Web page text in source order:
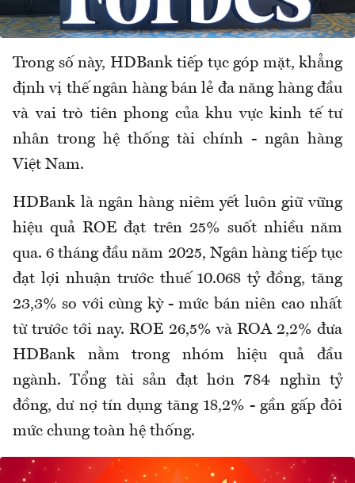
Trong số này, HDBank tiếp tục góp mặt, khẳng
định vị thế ngân hàng bán lẻ đa năng hàng đầu
và vai trò tiên phong của khu vực kinh tế tư
nhân trong hệ thống tài chính - ngân hàng
Việt Nam.
HDBank là ngân hàng niêm yết luôn giữ vững
hiệu quả ROE đạt trên 25% suốt nhiều năm
qua. 6 tháng đầu năm 2025, Ngân hàng tiếp tục
đạt lợi nhuận trước thuế 10.068 tỷ đồng, tăng
23,3% so với cùng kỳ - mức bán niên cao nhất
từ trước tới nay. ROE 26,5% và ROA 2,2% đưa
HDBank nằm trong nhóm hiệu quả đầu
ngành. Tổng tài sản đạt hơn 784 nghìn tỷ
đồng, dư nợ tín dụng tăng 18,2% - gần gấp đôi
mức chung toàn hệ thống.